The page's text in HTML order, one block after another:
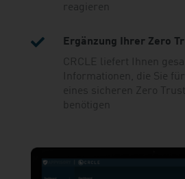
reagieren

Ergänzung Ihrer Zero
CRCLE liefert Ihnen
Informationen, die Sie
eines sicheren Zero
benötigen